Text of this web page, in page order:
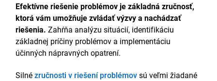
Efektívne riešenie problémov je základná zručnosť,
ktorá vám umožňuje zvládať výzvy a nachádzať
riešenia. Zahŕňa analýzu situácií, identifikáciu
základnej príčiny problémov a implementáciu
účinných nápravných opatrení.
Silnézručnosti v riešení problémovsú veľmi žiadané